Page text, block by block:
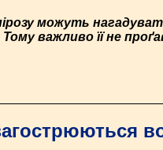
можуть
важливо її не